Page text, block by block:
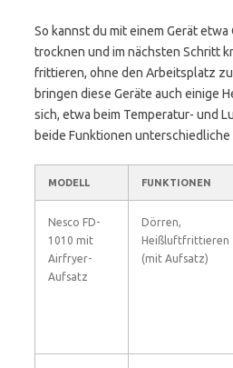
So kannst du mit einem Gerät etwa
trocknen und im nächsten Schritt
frittieren, ohne den Arbeitsplatz
bringen diese Geräte auch einige
sich, etwa beim Temperatur- und
beide Funktionen
MODELL FUNKTIONEN
Nesco FD-
1010 mit
Airfryer-
Aufsatz
Dörren,
Heißluftfrittieren
(mit Aufsatz)